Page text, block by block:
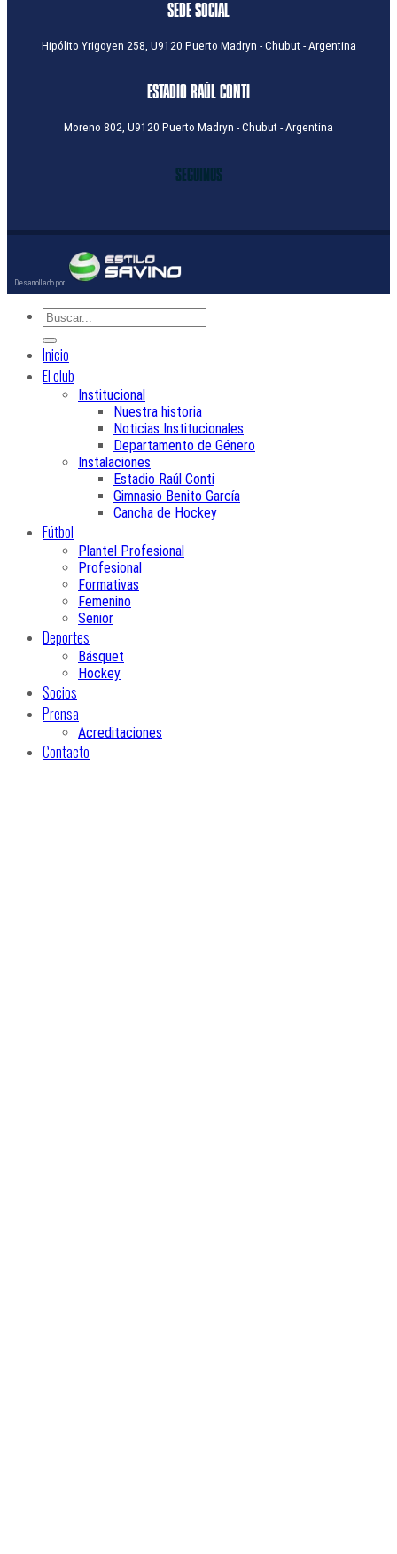
SEDE SOCIAL
Hipólito Yrigoyen 258, U9120 Puerto Madryn - Chubut - Argentina
ESTADIO RAÚL CONTI
Moreno 802, U9120 Puerto Madryn - Chubut - Argentina
SEGUINOS
Inicio
El club
Institucional
Nuestra historia
Noticias Institucionales
Departamento de Género
Instalaciones
Estadio Raúl Conti
Gimnasio Benito García
Cancha de Hockey
Fútbol
Plantel Profesional
Profesional
Formativas
Femenino
Senior
Deportes
Básquet
Hockey
Socios
Prensa
Acreditaciones
Contacto